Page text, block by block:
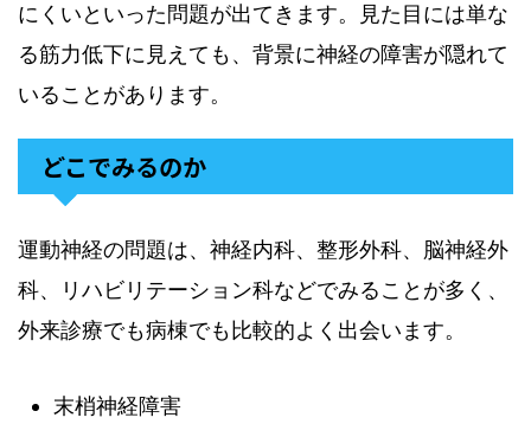
にくいといった問題が出てきます。見た目には単な
る筋力低下に見えても、背景に神経の障害が隠れて
いることがあります。
どこでみるのか
運動神経の問題は、神経内科、整形外科、脳神経外
科、リハビリテーション科などでみることが多く、
外来診療でも病棟でも比較的よく出会います。
末梢神経障害